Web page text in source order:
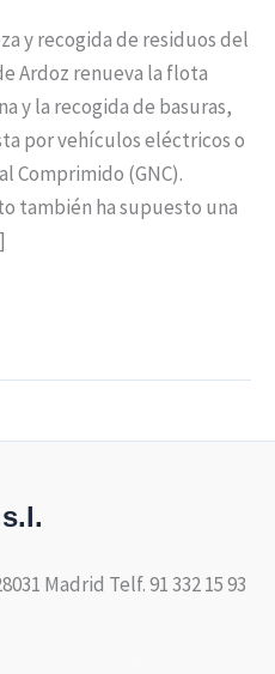
y recogida de residuos del
Ardoz renueva la flota
y la recogida de basuras,
por vehículos eléctricos o
Comprimido (GNC).
también ha supuesto una
Madrid Telf. 91 332 15 93